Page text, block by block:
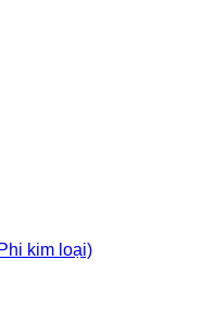
kim loại)